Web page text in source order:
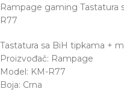
Rampage gaming Tastatura
R77
Tastatura sa BiH tipkama +
Proizvođač: Rampage
Model: KM-R77
Boja: Crna